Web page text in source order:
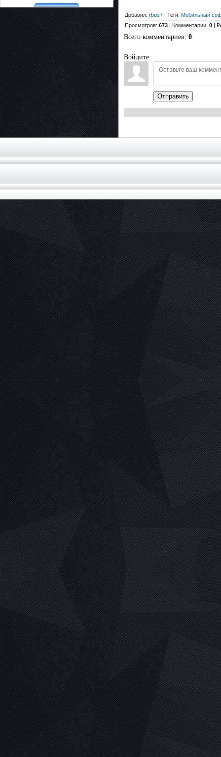
Добавил: rbus7 | Теги: Мобильный
Просмотров: 673 | Комментарии: 0 |
Всего комментариев: 0
Войдите:
Отправить